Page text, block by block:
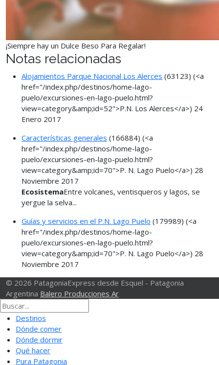
¡Siempre hay un Dulce Beso Para Regalar!
Notas relacionadas
Alojamientos Parque Nacional Los Alerces (63123) (<a
href="/index.php/destinos/home-lago-
puelo/excursiones-en-lago-puelo.html?
view=category&amp;id=52">P.N. Los Alerces</a>) 24
Enero 2017
Características generales (166884) (<a
href="/index.php/destinos/home-lago-
puelo/excursiones-en-lago-puelo.html?
view=category&amp;id=70">P. N. Lago Puelo</a>) 28
Noviembre 2017
EcosistemaEntre volcanes, ventisqueros y lagos, se
yergue la selva...
Guías y servicios en el P.N. Lago Puelo (179989) (<a
href="/index.php/destinos/home-lago-
puelo/excursiones-en-lago-puelo.html?
view=category&amp;id=70">P. N. Lago Puelo</a>) 28
Noviembre 2017
© 2026 PatagoniaExpress desde Esquel - Patagonia
Argentina Balero Producciones Ar
Destinos
Dónde comer
Dónde dormir
Qué hacer
Pura Patagonia